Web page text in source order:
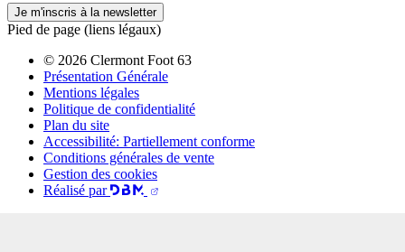
Je m'inscris à la newsletter
Pied de page (liens légaux)
© 2026 Clermont Foot 63
Présentation Générale
Mentions légales
Politique de confidentialité
Plan du site
Accessibilité: Partiellement conforme
Conditions générales de vente
Gestion des cookies
Réalisé par